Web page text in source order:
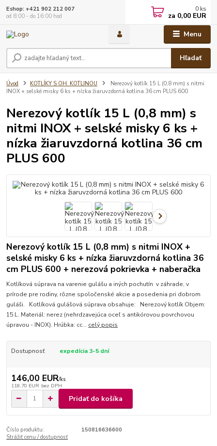
Menu
Hľadať
Eshop: +421 902 212 007
od 8:00 - do 16:00 hod
0 ks
za 0,00 EUR
Úvod KOTLÍKY S OH. KOTLINOU
Nerezový kotlík 15 L (0,8 mm) s nitmi
INOX + selské misky 6 ks + nízka žiaruvzdorná kotlina 36 cm PLUS 600
Nerezový kotlík 15 L (0,8 mm) s
nitmi INOX + selské misky 6 ks +
nízka žiaruvzdorná kotlina 36 cm
PLUS 600
Nerezový kotlík 15 L (0,8 mm) s nitmi INOX +
selské misky 6 ks + nízka žiaruvzdorná kotlina 36
cm PLUS 600 + nerezová pokrievka + naberačka
Kotlíková súprava na varenie gulášu a iných pochutín v záhrade, v
prírode pre rodiny, rôzne spoločenské akcie a posedenia pri dobrom
guláši. Kotlíková gulášová súprava obsahuje: Nerezový kotlík Objem:
15 L. Materiál: nerez (nehrdzavejúca oceľ s antikórovou povrchovou
úpravou - INOX). Hrúbka: cc... celý popis
Dostupnosť expedícia 3-5 dní
146,00 EUR/ks
118,70 EUR bez DPH
Pridať do košíka
Číslo produktu:
150816636600
Strážiť cenu / dostupnosť